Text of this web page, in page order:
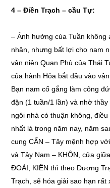
4 – Điền Trạch – cầu Tự:
– Ảnh hưởng của Tuần
nhân, nhưng bất lợi cho nam
vận niên Quan Phù của Thái
của hành Hỏa bắt đầu vào
Bạn nam cố gắng làm công
đặn (1 tuần/1 lần) và nhờ
ngôi nhà có thuận không,
nhất là trong năm nay, năm
cung CẤN – Tây mệnh hợp
và Tây Nam – KHÔN, cửa
ĐOÀI, KIỀN thì theo Dương
Trạch, sẽ hóa giải sao hạn